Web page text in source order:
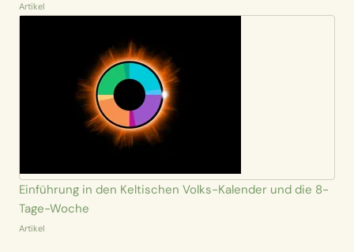
Artikel
Einführung in den Keltischen Volks-Kalender und die 8-
Tage-Woche
Artikel